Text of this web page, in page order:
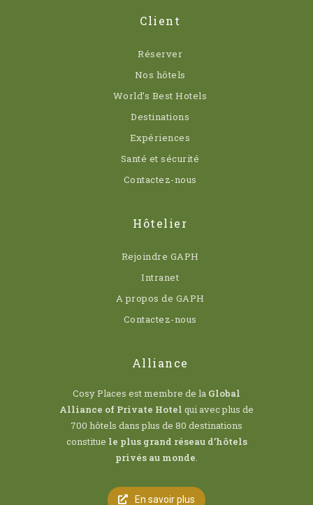
Client
Réserver
Nos hôtels
World’s Best Hotels
Destinations
Expériences
Santé et sécurité
Contactez-nous
Hôtelier
Rejoindre GAPH
Intranet
A propos de GAPH
Contactez-nous
Alliance
Cosy Places est membre de la Global
Alliance of Private Hotel qui avec plus de
700 hôtels dans plus de 80 destinations
constitue le plus grand réseau d’hôtels
privés au monde
En savoir plus